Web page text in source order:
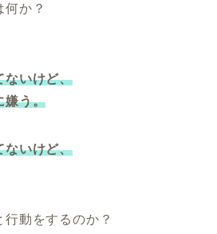
か？
ないけど、
嫌う。
ないけど、
動をするのか？